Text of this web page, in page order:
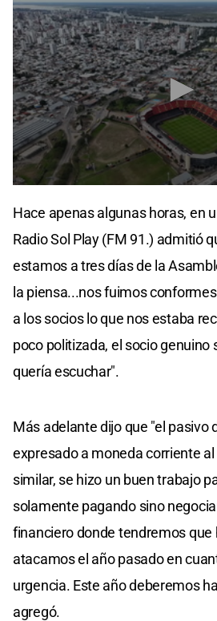
of
minutes,
seconds
Hace apenas algunas horas, en
Radio Sol Play (FM 91.) admitió
estamos a tres días de la
la piensa...nos fuimos
a los socios lo que nos estaba
poco politizada, el socio genuino
quería escuchar".
Más adelante dijo que "el pasivo
expresado a moneda corriente
similar, se hizo un buen trabajo
solamente pagando sino
financiero donde tendremos que
atacamos el año pasado en
urgencia. Este año deberemos
agregó.